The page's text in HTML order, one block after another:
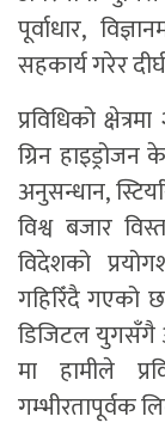
पूर्वाधार,
सहकार्य गरेर
प्रविधिको
ग्रिन हाइड्रोजन
अनुसन्धान,
विश्व बजार
विदेशको
गहिरिँदै गएको
डिजिटल युगसँगै
मा हामीले
गम्भीरतापूर्वक